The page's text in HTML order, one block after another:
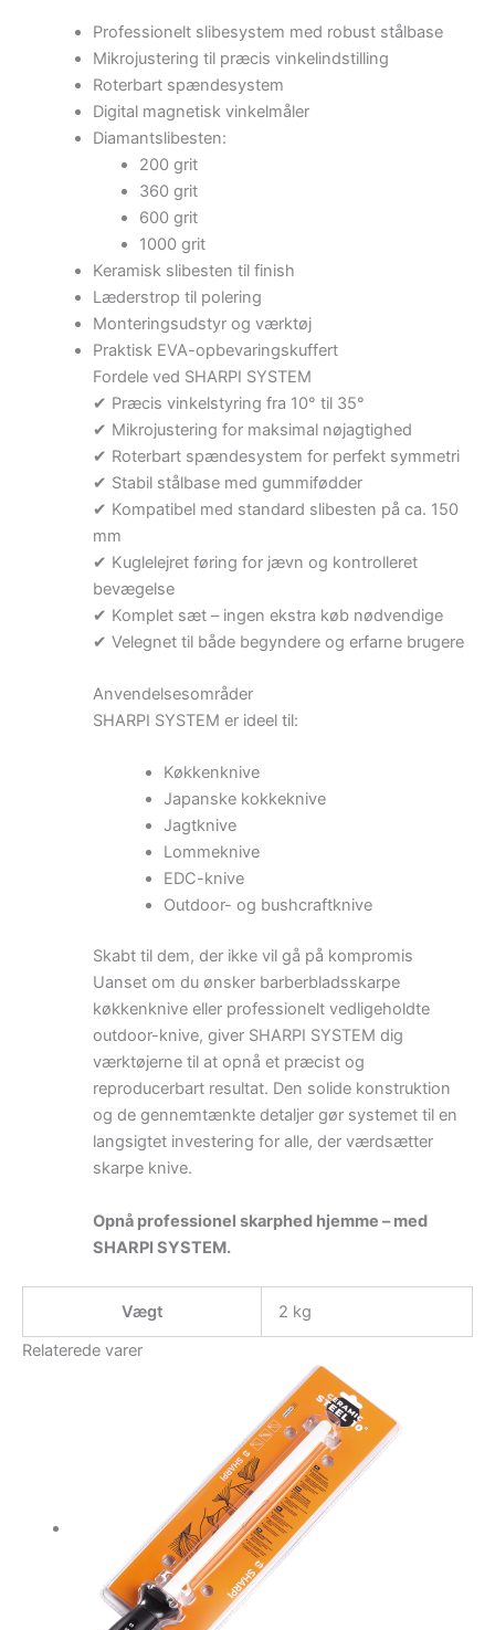
Professionelt slibesystem med robust stålbase
Mikrojustering til præcis vinkelindstilling
Roterbart spændesystem
Digital magnetisk vinkelmåler
Diamantslibesten:
200 grit
360 grit
600 grit
1000 grit
Keramisk slibesten til finish
Læderstrop til polering
Monteringsudstyr og værktøj
Praktisk EVA-opbevaringskuffert
Fordele ved SHARPI SYSTEM
✔ Præcis vinkelstyring fra 10° til 35°
✔ Mikrojustering for maksimal nøjagtighed
✔ Roterbart spændesystem for perfekt symmetri
✔ Stabil stålbase med gummifødder
✔ Kompatibel med standard slibesten på ca. 150
mm
✔ Kuglelejret føring for jævn og kontrolleret
bevægelse
✔ Komplet sæt – ingen ekstra køb nødvendige
✔ Velegnet til både begyndere og erfarne brugere
Anvendelsesområder
SHARPI SYSTEM er ideel til:
Køkkenknive
Japanske kokkeknive
Jagtknive
Lommeknive
EDC-knive
Outdoor- og bushcraftknive
Skabt til dem, der ikke vil gå på kompromis
Uanset om du ønsker barberbladsskarpe
køkkenknive eller professionelt vedligeholdte
outdoor-knive, giver SHARPI SYSTEM dig
værktøjerne til at opnå et præcist og
reproducerbart resultat. Den solide konstruktion
og de gennemtænkte detaljer gør systemet til en
langsigtet investering for alle, der værdsætter
skarpe knive.
Opnå professionel skarphed hjemme – med
SHARPI SYSTEM.
Vægt
2 kg
Relaterede varer